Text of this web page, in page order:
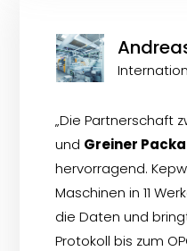
„Die Partnerschaft
und Greiner
hervorragend.
Maschinen in 11
die Daten und
Protokoll bis zum